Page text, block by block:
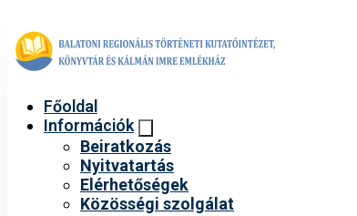
Főoldal
Információk
Beiratkozás
Nyitvatartás
Elérhetőségek
Közösségi szolgálat